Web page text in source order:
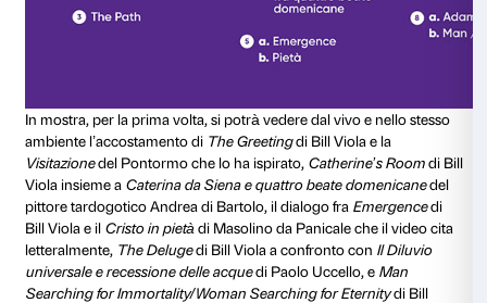
e hanno segnato l’evoluzione del suo linguaggio.